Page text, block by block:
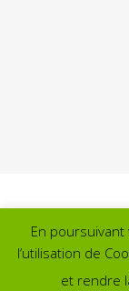
En
l’utilisation de
et rendre